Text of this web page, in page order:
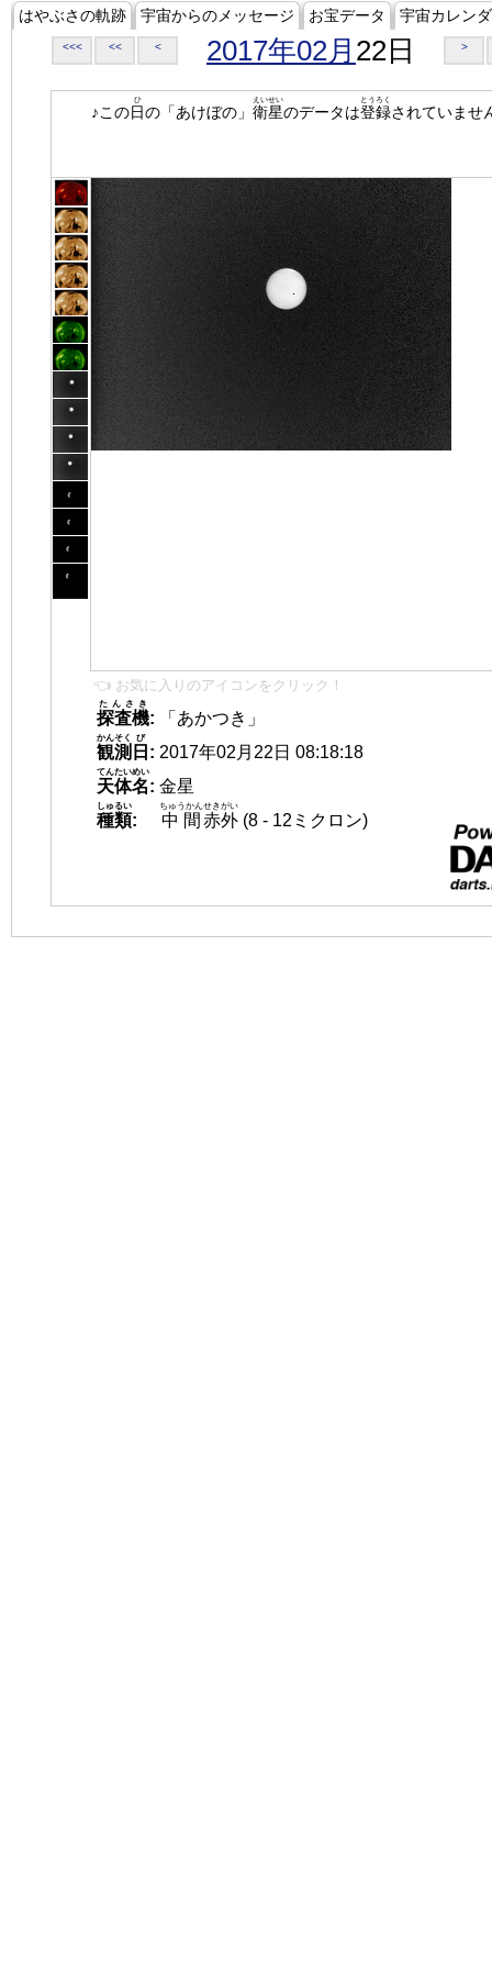
はやぶさの軌跡 宇宙からのメッセージ お宝データ 宇宙カレン
<<< << < 2017年02月 22日 >
♪この日
ひ
の「あけぼの」 衛星
えいせい
のデータは登録
とうろく
されていませ
👈 お気に入りのアイコンをクリック！
探査機
たんさき
:
「あかつき」
観測
かんそく
日
び
: 2017年02月22日 08:18:18
天体名
てんたいめい
: 金星
種類
しゅるい
: 中間
ちゅうかん
赤外
せきがい
(8 - 12ミクロン)